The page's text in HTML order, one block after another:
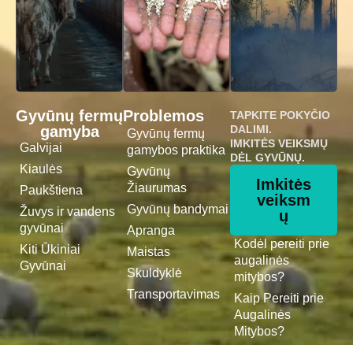
Gyvūnų fermų
gamyba
Galvijai
Kiaulės
Paukštiena
Žuvys ir vandens
gyvūnai
Kiti Ūkiniai
Gyvūnai
Problemos
Gyvūnų fermų
gamybos praktika
Gyvūnų
Žiaurumas
Gyvūnų bandymai
Apranga
Maistas
Skuldyklė
Transportavimas
TAPKITE POKYČIO
DALIMI.
IMKITĖS VEIKSMŲ
DĖL GYVŪNŲ.
Imkitės
veiksm
ų
Kodėl pereiti prie
augalinės
mitybos?
Kaip Pereiti prie
Augalinės
Mitybos?